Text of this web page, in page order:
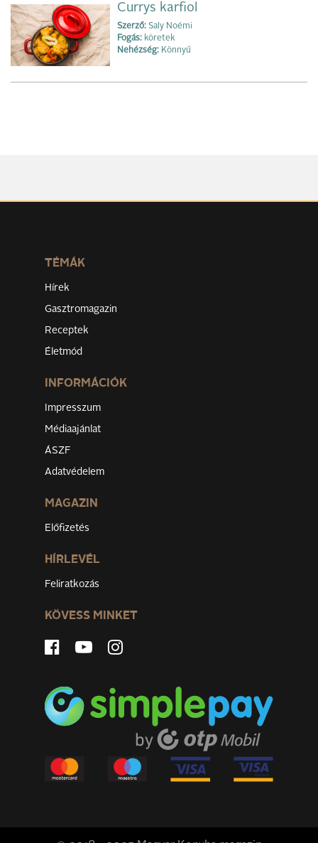
Currys karfiol
Szerző: Saly Noémi
Fogás: köretek
Nehézség: Könnyű
TÉMÁK
Hírek
Gasztromagazin
Receptek
Életmód
INFORMÁCIÓK
Impresszum
Médiaajánlat
ÁSZF
Adatvédelem
MAGAZIN
Előfizetés
HÍRLEVÉL
Feliratkozás
KÖVESS MINKET